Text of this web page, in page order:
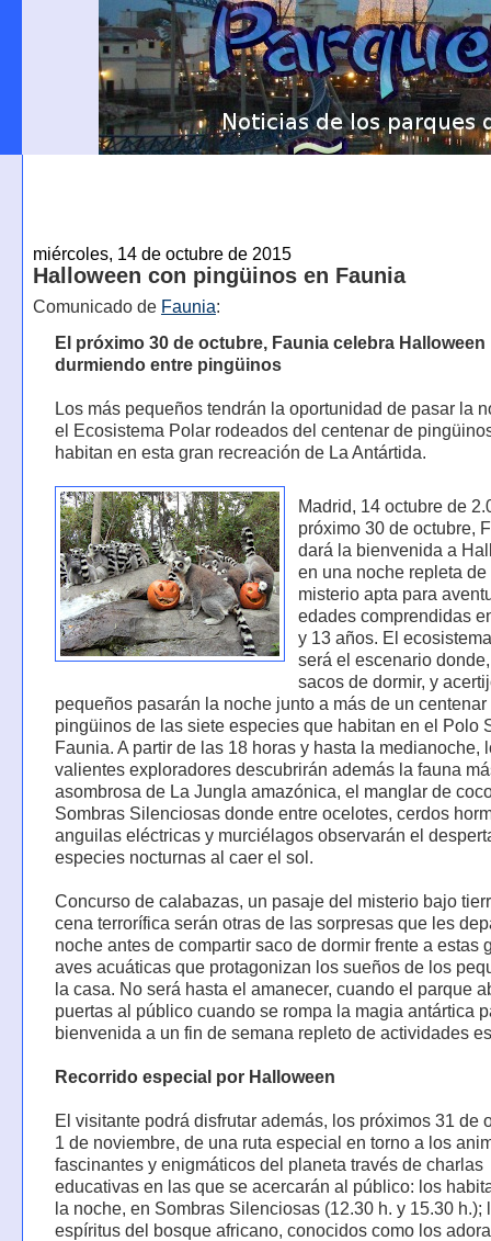
miércoles, 14 de octubre de 2015
Halloween con pingüinos en Faunia
Comunicado de Faunia:
El próximo 30 de octubre, Faunia celebra Halloween
durmiendo entre pingüinos
Los más pequeños tendrán la oportunidad de pasar la
el Ecosistema Polar rodeados del centenar de
habitan en esta gran recreación de La Antártida.
Madrid, 14 octubre de
próximo 30 de octubre,
dará la bienvenida a
en una noche repleta
misterio apta para
edades comprendidas
y 13 años. El
será el escenario
sacos de dormir, y
pequeños pasarán la noche junto a más de un centenar
pingüinos de las siete especies que habitan en el Polo
Faunia. A partir de las 18 horas y hasta la medianoche,
valientes exploradores descubrirán además la fauna
asombrosa de La Jungla amazónica, el manglar de
Sombras Silenciosas donde entre ocelotes, cerdos
anguilas eléctricas y murciélagos observarán el
especies nocturnas al caer el sol.
Concurso de calabazas, un pasaje del misterio bajo
cena terrorífica serán otras de las sorpresas que les
noche antes de compartir saco de dormir frente a estas
aves acuáticas que protagonizan los sueños de los
la casa. No será hasta el amanecer, cuando el parque
puertas al público cuando se rompa la magia antártica
bienvenida a un fin de semana repleto de actividades
Recorrido especial por Halloween
El visitante podrá disfrutar además, los próximos 31 de
1 de noviembre, de una ruta especial en torno a los
fascinantes y enigmáticos del planeta través de charlas
educativas en las que se acercarán al público: los
la noche, en Sombras Silenciosas (12.30 h. y 15.30 h.);
espíritus del bosque africano, conocidos como los